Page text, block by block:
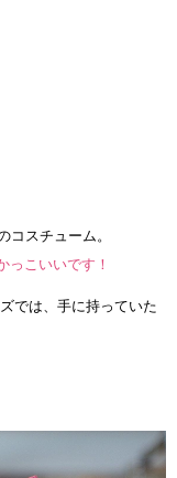
コスチューム。
っこいいです！
では、手に持っていた